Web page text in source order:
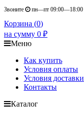
Звоните
пн—пт 09:00—18:00
Корзина (0)
на сумму 0 ₽
Меню
Как купить
Условия оплаты
Условия доставки
Контакты
Каталог